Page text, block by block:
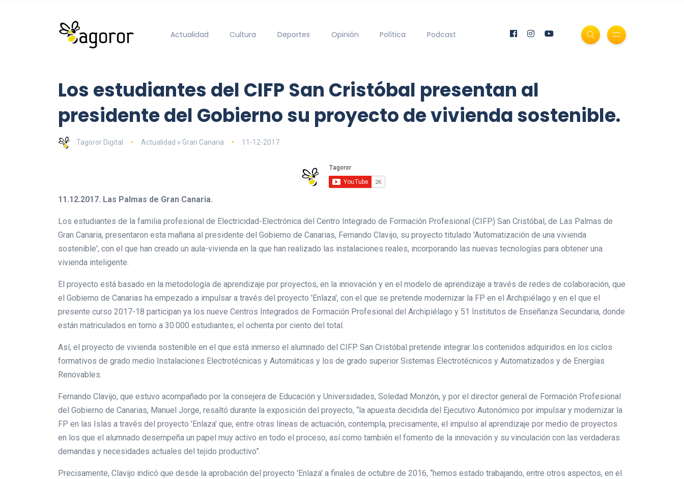
Actualidad Cultura Deportes Opinión Política Podcast
Los estudiantes del CIFP San Cristóbal presentan al
presidente del Gobierno su proyecto de vivienda sostenible.
Tagoror Digital Actualidad » Gran Canaria 11-12-2017
11.12.2017. Las Palmas de Gran Canaria.
Los estudiantes de la familia profesional de Electricidad-Electrónica del Centro Integrado de Formación Profesional (CIFP) San Cristóbal, de Las Palmas de
Gran Canaria, presentaron esta mañana al presidente del Gobierno de Canarias, Fernando Clavijo, su proyecto titulado 'Automatización de una vivienda
sostenible', con el que han creado un aula-vivienda en la que han realizado las instalaciones reales, incorporando las nuevas tecnologías para obtener una
vivienda inteligente.
El proyecto está basado en la metodología de aprendizaje por proyectos, en la innovación y en el modelo de aprendizaje a través de redes de colaboración, que
el Gobierno de Canarias ha empezado a impulsar a través del proyecto 'Enlaza', con el que se pretende modernizar la FP en el Archipiélago y en el que el
presente curso 2017-18 participan ya los nueve Centros Integrados de Formación Profesional del Archipiélago y 51 Institutos de Enseñanza Secundaria, donde
están matriculados en torno a 30.000 estudiantes, el ochenta por ciento del total.
Así, el proyecto de vivienda sostenible en el que está inmerso el alumnado del CIFP San Cristóbal pretende integrar los contenidos adquiridos en los ciclos
formativos de grado medio Instalaciones Electrotécnicas y Automáticas y los de grado superior Sistemas Electrotécnicos y Automatizados y de Energías
Renovables.
Fernando Clavijo, que estuvo acompañado por la consejera de Educación y Universidades, Soledad Monzón, y por el director general de Formación Profesional
del Gobierno de Canarias, Manuel Jorge, resaltó durante la exposición del proyecto, “la apuesta decidida del Ejecutivo Autonómico por impulsar y modernizar la
FP en las Islas a través del proyecto 'Enlaza' que, entre otras líneas de actuación, contempla, precisamente, el impulso al aprendizaje por medio de proyectos
en los que el alumnado desempeña un papel muy activo en todo el proceso, así como también el fomento de la innovación y su vinculación con las verdaderas
demandas y necesidades actuales del tejido productivo”.
Precisamente, Clavijo indicó que desde la aprobación del proyecto 'Enlaza' a finales de octubre de 2016, “hemos estado trabajando, entre otros aspectos, en el